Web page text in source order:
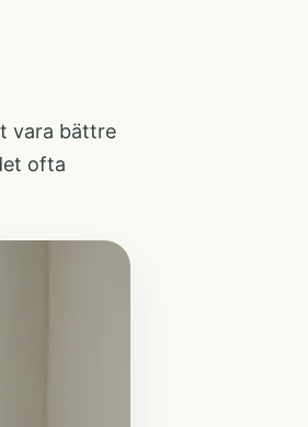
vara bättre
ofta